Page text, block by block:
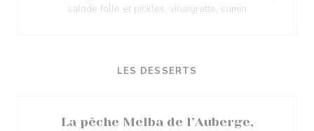
salade folle et pickles, vinaigrette, cumin
LES DESSERTS
La pêche Melba de l’Auberge,